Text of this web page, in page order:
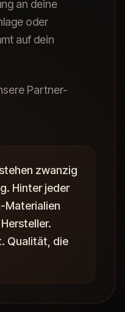
an deine
oder
auf dein
Partner-
zwanzig
Hinter jeder
Materialien
Qualität, die